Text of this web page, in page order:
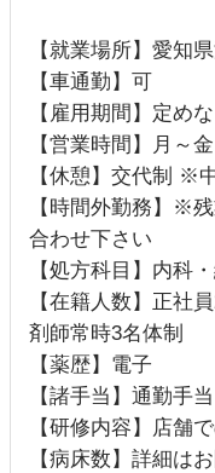
【就業場所】愛知
【車通勤】可
【雇用期間】定め
【営業時間】月～
【休憩】交代制 ※
【時間外勤務】※
合わせ下さい
【処方科目】内科
【在籍人数】正社
剤師常時3名体制
【薬歴】電子
【諸手当】通勤手当
【研修内容】店舗
【病床数】詳細は